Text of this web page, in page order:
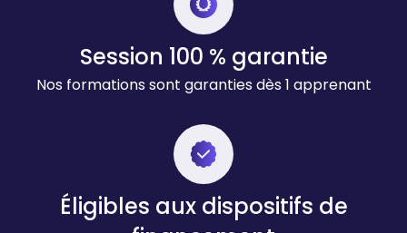
Session 100 % garantie
Nos formations sont garanties dès 1 apprenant
Éligibles aux dispositifs de